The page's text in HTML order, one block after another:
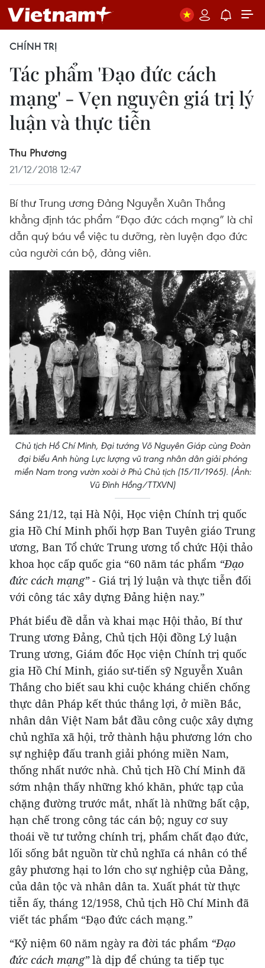
CHÍNH TRỊ
Tác phẩm 'Đạo đức cách
mạng' - Vẹn nguyên giá trị lý
luận và thực tiễn
Thu Phương
21/12/2018 12:47
Bí thư Trung ương Đảng Nguyễn Xuân Thắng
khẳng định tác phẩm “Đạo đức cách mạng” là chỉ
dẫn quý báu về việc tu dưỡng, rèn luyện đạo đức
của người cán bộ, đảng viên.
Chủ tịch Hồ Chí Minh, Đại tướng Võ Nguyên Giáp cùng Đoàn
đại biểu Anh hùng Lực lượng vũ trang nhân dân giải phóng
miền Nam trong vườn xoài ở Phủ Chủ tịch (15/11/1965). (Ảnh:
Vũ Đình Hồng/TTXVN)
Sáng 21/12, tại Hà Nội, Học viện Chính trị quốc
gia Hồ Chí Minh phối hợp Ban Tuyên giáo Trung
ương, Ban Tổ chức Trung ương tổ chức Hội thảo
khoa học cấp quốc gia “60 năm tác phẩm “Đạo
đức cách mạng”- Giá trị lý luận và thực tiễn đối
với công tác xây dựng Đảng hiện nay.”
Phát biểu đề dẫn và khai mạc Hội thảo, Bí thư
Trung ương Đảng, Chủ tịch Hội đồng Lý luận
Trung ương, Giám đốc Học viện Chính trị quốc
gia Hồ Chí Minh, giáo sư-tiến sỹ Nguyễn Xuân
Thắng cho biết sau khi cuộc kháng chiến chống
thực dân Pháp kết thúc thắng lợi, ở miền Bắc,
nhân dân Việt Nam bắt đầu công cuộc xây dựng
chủ nghĩa xã hội, trở thành hậu phương lớn cho
sự nghiệp đấu tranh giải phóng miền Nam,
thống nhất nước nhà. Chủ tịch Hồ Chí Minh đã
sớm nhận thấy những khó khăn, phức tạp của
chặng đường trước mắt, nhất là những bất cập,
hạn chế trong công tác cán bộ; nguy cơ suy
thoái về tư tưởng chính trị, phẩm chất đạo đức,
lối sống bắt nguồn từ chủ nghĩa cá nhân có thể
gây phương hại to lớn cho sự nghiệp của Đảng,
của dân tộc và nhân dân ta. Xuất phát từ thực
tiễn ấy, tháng 12/1958, Chủ tịch Hồ Chí Minh đã
viết tác phẩm “Đạo đức cách mạng.”
“Kỷ niệm 60 năm ngày ra đời tác phẩm “Đạo
đức cách mạng”là dịp để chúng ta tiếp tục